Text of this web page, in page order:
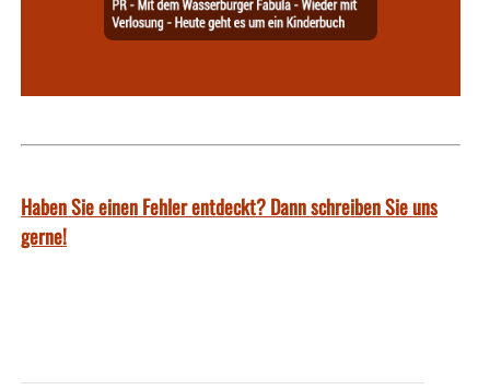
Haben Sie einen Fehler entdeckt? Dann schreiben Sie uns
gerne!